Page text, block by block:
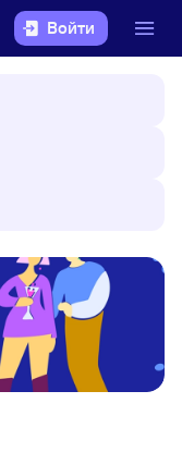
Войти